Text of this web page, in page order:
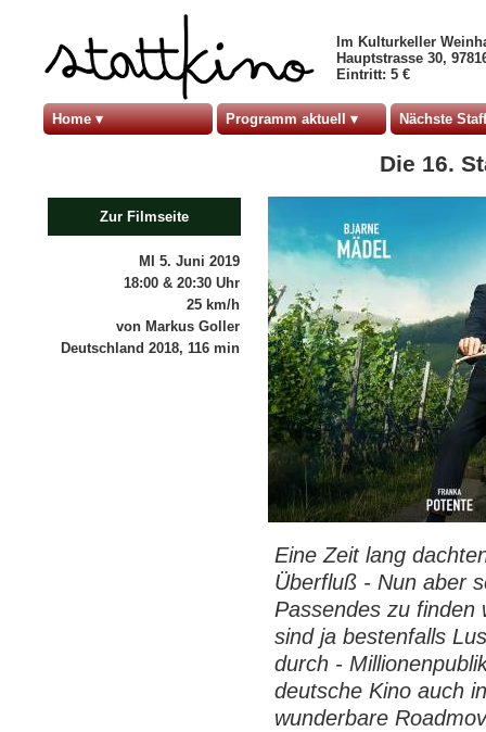
Im Kulturkeller
Hauptstrasse 30,
Eintritt: 5 €
Home Programm aktuell Nächste
Die 16.
Zur Filmseite
MI 5. Juni 2019
18:00 & 20:30 Uhr
25 km/h
von Markus Goller
Deutschland 2018, 116 min
Eine Zeit lang
Überfluß - Nun aber
Passendes zu finden
sind ja bestenfalls
durch -
deutsche Kino auch
wunderbare